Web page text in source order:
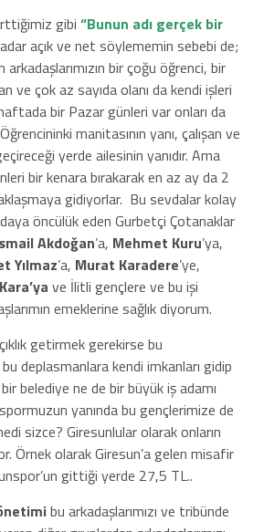
gibi “Bunun adı gerçek bir
açık ve net söylememin sebebi de;
bir çoğu öğrenci, bir
ve çok az sayıda olanı da kendi işleri
bir Pazar günleri var onları da
manitasının yanı, çalışan ve
yerde ailesinin yanıdır. Ama
bir kenara bırakarak en az ay da 2
gidiyorlar. Bu sevdalar kolay
öncülük eden Gurbetçi Çotanaklar
Akdoğan’a, Mehmet Kuru’ya,
Yılmaz’a, Murat Karadere’ye,
ve İlitli gençlere ve bu işi
emeklerine sağlık diyorum.
getirmek gerekirse bu
bu deplasmanlara kendi imkanları gidip
belediye ne de bir büyük iş adamı
yanında bu gençlerimize de
sizce? Giresunlular olarak onların
Örnek olarak Giresun’a gelen misafir
gittiği yerde 27,5 TL..
bu arkadaşlarımızı ve tribünde